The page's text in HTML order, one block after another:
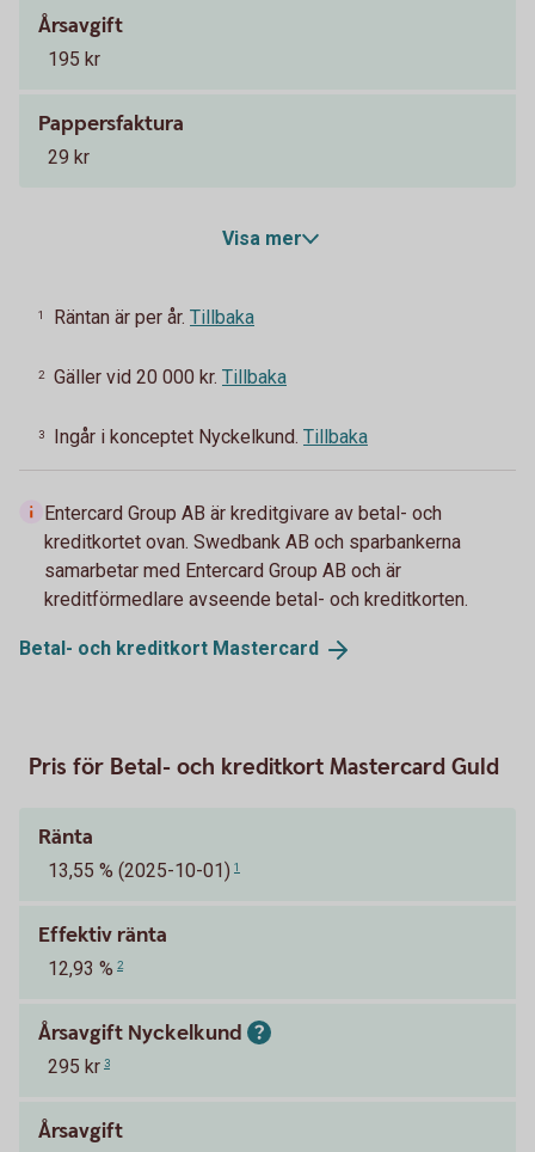
Årsavgift
195 kr
Pappersfaktura
29 kr
Visa mer
1 Räntan är per år. Tillbaka
2 Gäller vid 20 000 kr. Tillbaka
3 Ingår i konceptet Nyckelkund. Tillbaka
Entercard Group AB är kreditgivare av betal- och
kreditkortet ovan. Swedbank AB och sparbankerna
samarbetar med Entercard Group AB och är
kreditförmedlare avseende betal- och kreditkorten.
Betal- och kreditkort Mastercard
Pris för Betal- och kreditkort Mastercard Guld
Ränta
13,55 % (2025-10-01) 1
Effektiv ränta
12,93 % 2
Årsavgift Nyckelkund
295 kr 3
Årsavgift